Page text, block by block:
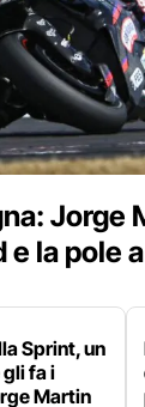
Jorge
e la pole a
Sprint, un
gli fa i
Martin